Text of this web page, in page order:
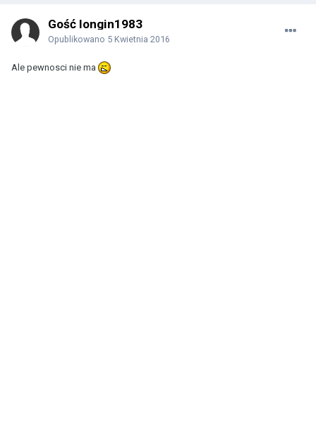
Gość longin1983
Opublikowano 5 Kwietnia 2016
Ale pewnosci nie ma